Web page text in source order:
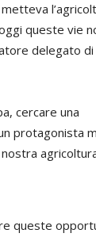
queste vie
delegato di
cercare una
protagonista
queste